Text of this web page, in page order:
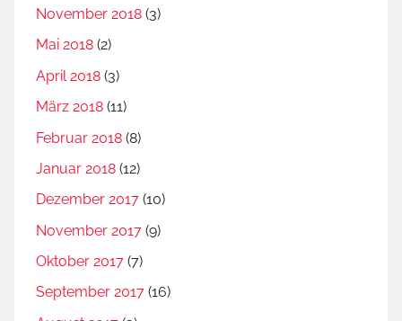
November 2018 (3)
Mai 2018 (2)
April 2018 (3)
März 2018 (11)
Februar 2018 (8)
Januar 2018 (12)
Dezember 2017 (10)
November 2017 (9)
Oktober 2017 (7)
September 2017 (16)